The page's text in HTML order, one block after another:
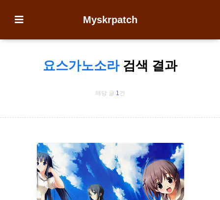
Myskrpatch
요스가노소라 검색 결과
해당 글 1건